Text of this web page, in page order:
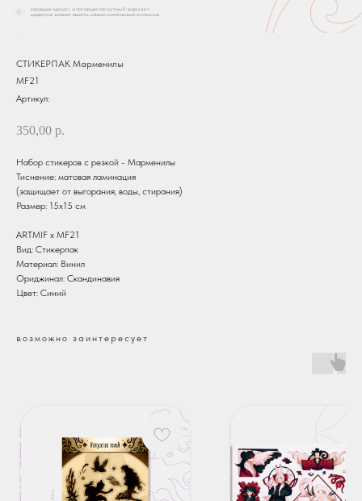
СТИКЕРПАК Марменилы
MF21
Артикул:
350,00 р.
Набор стикеров с резкой - Марменилы
Тиснение: матовая ламинация
(защищает от выгорания, воды, стирания)
Размер: 15х15 см
ARTMIF х MF21
Вид: Стикерпак
Материал: Винил
Ориджинал: Скандинавия
Цвет: Синий
возможно заинтересует